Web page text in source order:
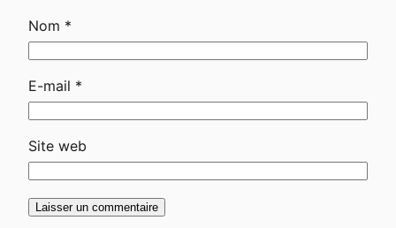
Nom *
E-mail *
Site web